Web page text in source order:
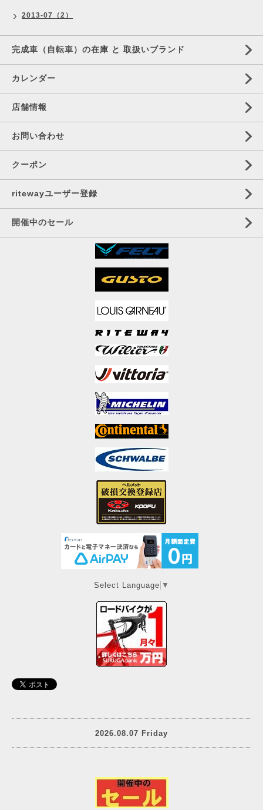
2013-07（2）
完成車（自転車）の在庫 と 取扱いブランド
カレンダー
店舗情報
お問い合わせ
クーポン
ritewayユーザー登録
開催中のセール
Select Language ▼
2026.08.07 Friday